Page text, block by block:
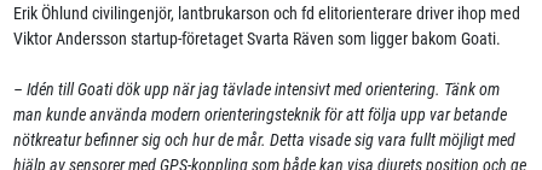
Erik Öhlund civilingenjör, lantbrukarson och fd elitorienterare driver ihop med
Viktor Andersson startup-företaget Svarta Räven som ligger bakom Goati.
– Idén till Goati dök upp när jag tävlade intensivt med orientering. Tänk om
man kunde använda modern orienteringsteknik för att följa upp var betande
nötkreatur befinner sig och hur de mår. Detta visade sig vara fullt möjligt med
hjälp av sensorer med GPS-koppling som både kan visa djurets position och ge